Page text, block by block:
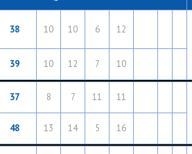
38 10 10 6 12
39 10 12 7 10
37 8 7 11 11
48 13 14 5 16